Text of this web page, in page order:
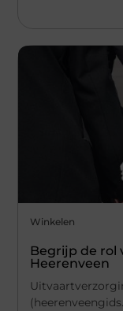
Winkelen
Begrijp de rol
Heerenveen